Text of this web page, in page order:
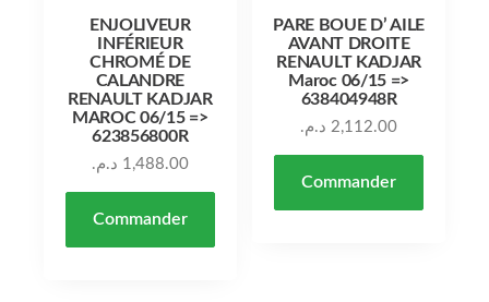
ENJOLIVEUR
INFÉRIEUR
CHROMÉ DE
CALANDRE
RENAULT KADJAR
MAROC 06/15 =>
623856800R
1,488.00 د.م.
Commander
PARE BOUE D’ AILE
AVANT DROITE
RENAULT KADJAR
Maroc 06/15 =>
638404948R
2,112.00 د.م.
Commander